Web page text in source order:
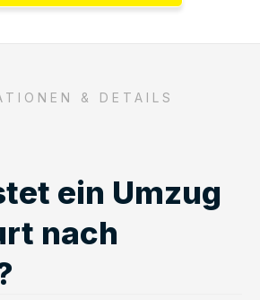
& DETAILS
ein Umzug
nach